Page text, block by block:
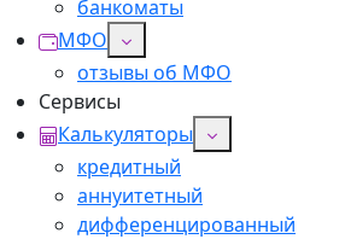
банкоматы
МФО
отзывы об МФО
Сервисы
Калькуляторы
кредитный
аннуитетный
дифференцированный